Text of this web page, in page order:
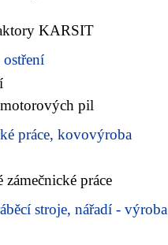
KARSIT
pil
práce, kovovýroba
zámečnické práce
stroje, nářadí - výroba